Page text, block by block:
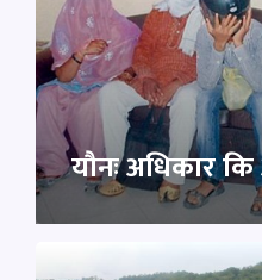
यौनः अधिकार